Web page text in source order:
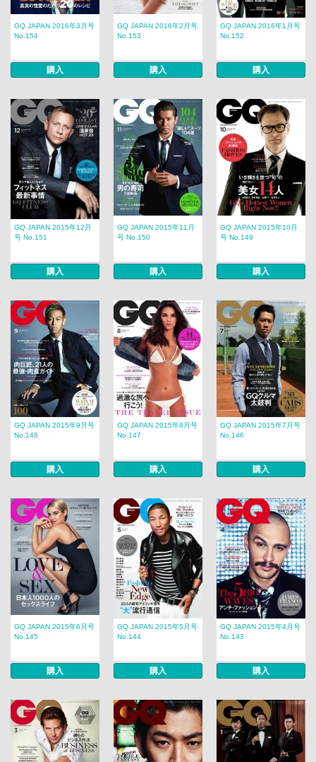
GQ JAPAN 2016年3月号
No.154
購入
GQ JAPAN 2016年2月号
No.153
購入
GQ JAPAN 2016年1月号
No.152
購入
GQ JAPAN 2015年12月
号 No.151
購入
GQ JAPAN 2015年11月
号 No.150
購入
GQ JAPAN 2015年10月
号 No.149
購入
GQ JAPAN 2015年9月号
No.148
購入
GQ JAPAN 2015年8月号
No.147
購入
GQ JAPAN 2015年7月号
No.146
購入
GQ JAPAN 2015年6月号
No.145
購入
GQ JAPAN 2015年5月号
No.144
購入
GQ JAPAN 2015年4月号
No.143
購入